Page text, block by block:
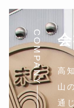
COMPANY
高
山
通